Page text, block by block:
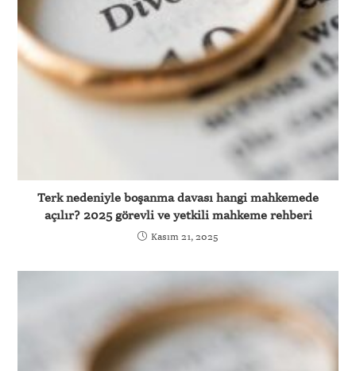
Terk nedeniyle boşanma davası hangi mahkemede
açılır? 2025 görevli ve yetkili mahkeme rehberi
Kasım 21, 2025